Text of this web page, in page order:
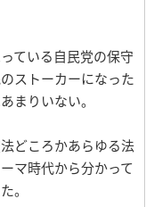
ている自民党の保守
ストーカーになった
まりいない。
どころかあらゆる法
マ時代から分かって
。